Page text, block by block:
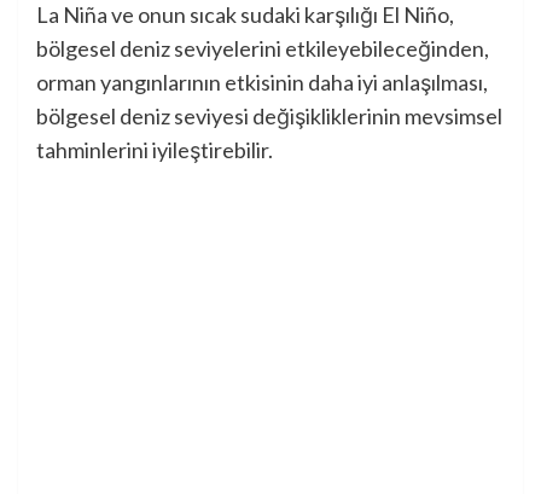
La Niña ve onun sıcak sudaki karşılığı El Niño,
bölgesel deniz seviyelerini etkileyebileceğinden,
orman yangınlarının etkisinin daha iyi anlaşılması,
bölgesel deniz seviyesi değişikliklerinin mevsimsel
tahminlerini iyileştirebilir.